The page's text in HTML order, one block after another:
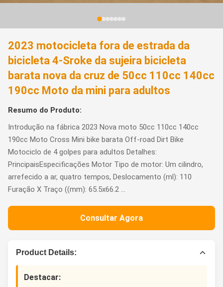
2023 motocicleta fora de estrada da
bicicleta 4-Sroke da sujeira bicicleta
barata nova da cruz de 50cc 110cc 140cc
190cc Moto da mini para adultos
Resumo do Produto:
Introdução na fábrica 2023 Nova moto 50cc 110cc 140cc
190cc Moto Cross Mini bike barata Off-road Dirt Bike
Motociclo de 4 golpes para adultos Detalhes:
PrincipaisEspecificações Motor Tipo de motor: Um cilindro,
arrefecido a ar, quatro tempos, Deslocamento (ml): 110
Furação X Traço ((mm): 65.5x66.2 ...
Consultar Agora
Product Details:
Destacar: